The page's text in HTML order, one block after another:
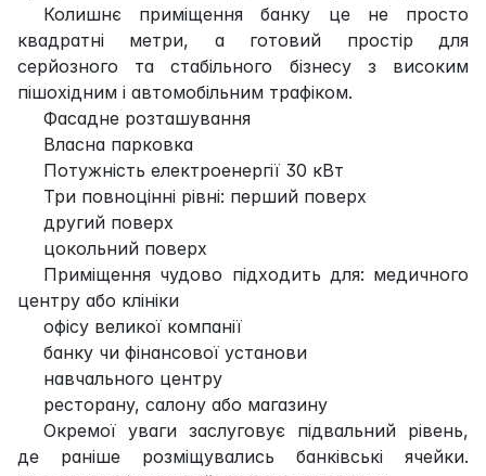
Колишнє приміщення банку це не просто
квадратні метри, а готовий простір для
серйозного та стабільного бізнесу з високим
пішохідним і автомобільним трафіком.
Фасадне розташування
Власна парковка
Потужність електроенергії 30 кВт
Три повноцінні рівні: перший поверх
другий поверх
цокольний поверх
Приміщення чудово підходить для: медичного
центру або клініки
офісу великої компанії
банку чи фінансової установи
навчального центру
ресторану, салону або магазину
Окремої уваги заслуговує підвальний рівень,
де раніше розміщувались банківські ячейки.